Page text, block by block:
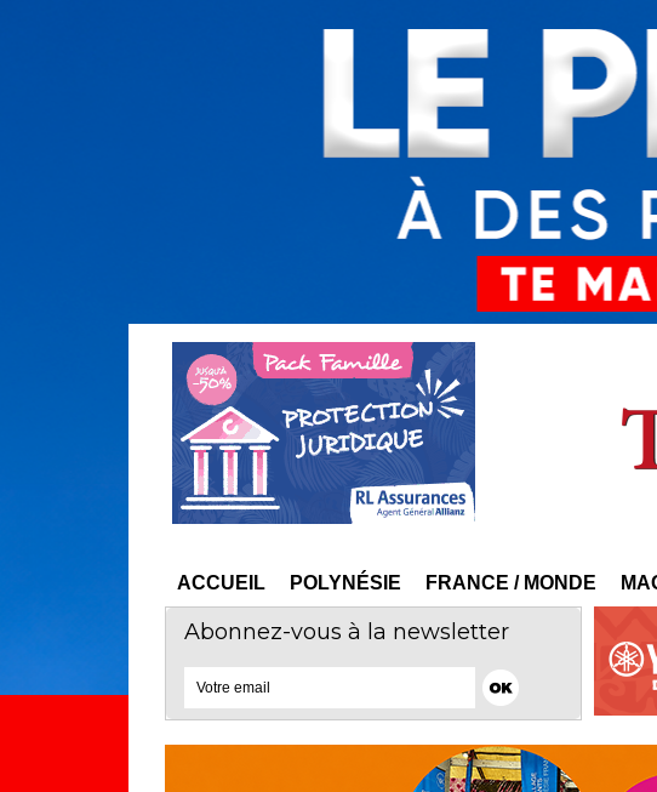
ACCUEIL POLYNÉSIE FRANCE / MONDE
Abonnez-vous à la newsletter